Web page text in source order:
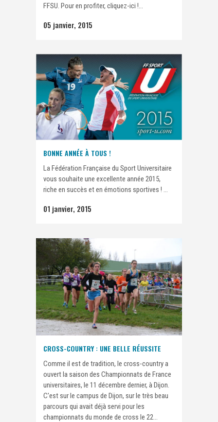
FFSU. Pour en profiter, cliquez-ici !...
05 janvier, 2015
BONNE ANNÉE À TOUS !
La Fédération Française du Sport Universitaire
vous souhaite une excellente année 2015,
riche en succès et en émotions sportives ! ...
01 janvier, 2015
CROSS-COUNTRY : UNE BELLE RÉUSSITE
Comme il est de tradition, le cross-country a
ouvert la saison des Championnats de France
universitaires, le 11 décembre dernier, à Dijon.
C'est sur le campus de Dijon, sur le très beau
parcours qui avait déjà servi pour les
championnats du monde de cross le 22...